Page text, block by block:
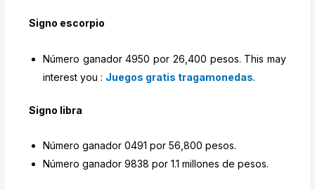
Signo escorpio
Número ganador 4950 por 26,400 pesos. This may
interest you : Juegos gratis tragamonedas.
Signo libra
Número ganador 0491 por 56,800 pesos.
Número ganador 9838 por 1.1 millones de pesos.